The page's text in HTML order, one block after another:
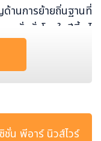
านการย้ายถิ่นฐานที่
ามมั่งคั่งโลกในปีนี้ ไ
มั่งคั่งภาคเอกชนที่ใ
คั่งรายใหม่ที่สำคัญ
ลือกในการถือครอง
ยความเสี่ยงไปยังต่า
าหรับ ซึ่งความขัดแย้
ชั่น พีอาร์ นิวส์ไวร์